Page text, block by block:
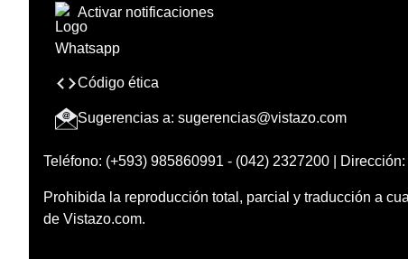
Activar notificaciones
Código ética
Sugerencias a: sugerencias@vistazo.com
Teléfono: (+593) 985860991 - (042) 2327200 |
Prohibida la reproducción total, parcial y traducción a
de Vistazo.com.